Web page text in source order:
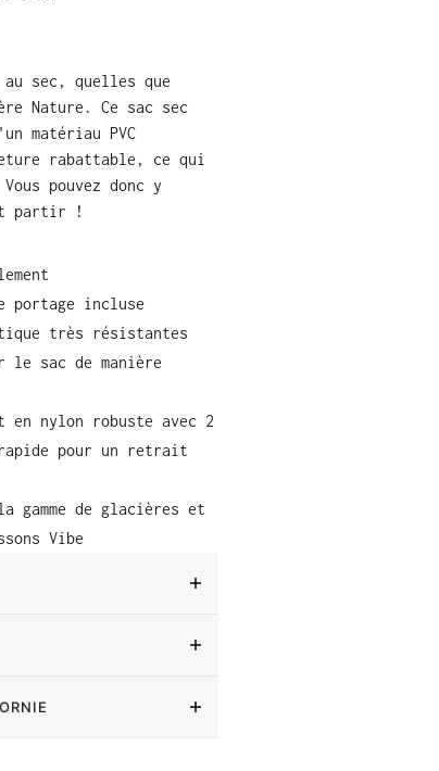
sec, quelles que
Nature. Ce sac sec
matériau PVC
rabattable, ce qui
pouvez donc y
partir !
portage incluse
très résistantes
le sac de manière
en nylon robuste avec 2
pour un retrait
gamme de glacières et
Vibe